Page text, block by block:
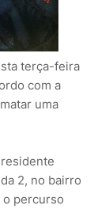
terça-feira
com a
uma
2, no bairro
o percurso